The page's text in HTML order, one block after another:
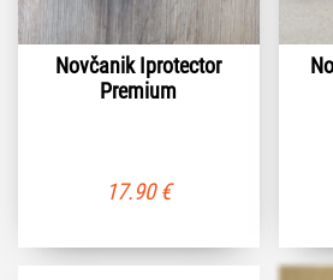
Novčanik Iprotector
Premium
17.90€